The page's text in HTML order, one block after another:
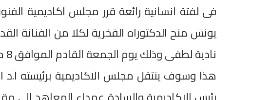
فى لفتة انسانية رائعة قرر مجلس اكاديمية
يونس منح الدكتوراه الفخرية لكلا من الفنانة
نادية لطفى وذلك يوم الجمعة القادم الموافق 8 من ديسمبر الجارى.
هذا وسوف ينتقل مجلس الاكاديمية برئيسته ا.د